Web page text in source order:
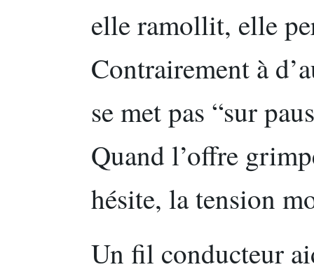
elle ramollit, elle
Contrairement à
se met pas “sur
Quand l’offre
hésite, la tension
Un fil conducteur